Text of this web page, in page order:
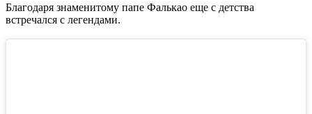
Благодаря знаменитому папе Фалькао еще с детства
встречался с легендами.